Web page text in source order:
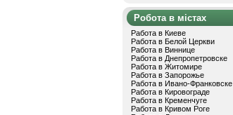
Робота в містах
Работа в Киеве
Работа в Белой Церкви
Работа в Виннице
Работа в Днепропетровске
Работа в Житомире
Работа в Запорожье
Работа в Ивано-Франковске
Работа в Кировограде
Работа в Кременчуге
Работа в Кривом Роге